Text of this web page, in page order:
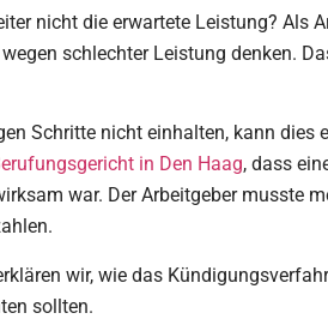
nicht die erwartete Leistung? Als
schlechter Leistung denken.
Schritte nicht einhalten, kann dies
in Den Haag, dass
war. Der Arbeitgeber musste
wir, wie das
sollten.